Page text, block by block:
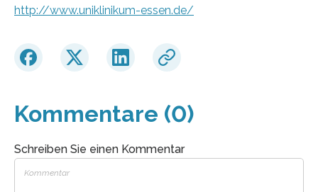
http://www.uniklinikum-essen.de/
Kommentare (0)
Schreiben Sie einen Kommentar